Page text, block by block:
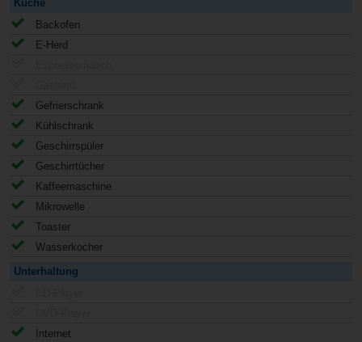
Küche
Backofen
E-Herd
Gefrierschrank
Kühlschrank
Geschirrspüler
Geschirrtücher
Kaffeemaschine
Mikrowelle
Toaster
Wasserkocher
Unterhaltung
Internet